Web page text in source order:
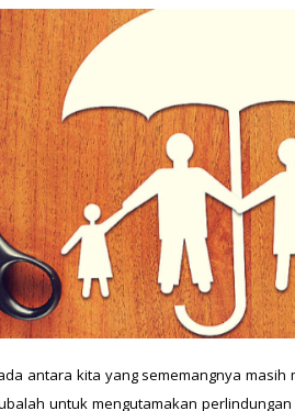
antara kita yang sememangnya
untuk mengutamakan